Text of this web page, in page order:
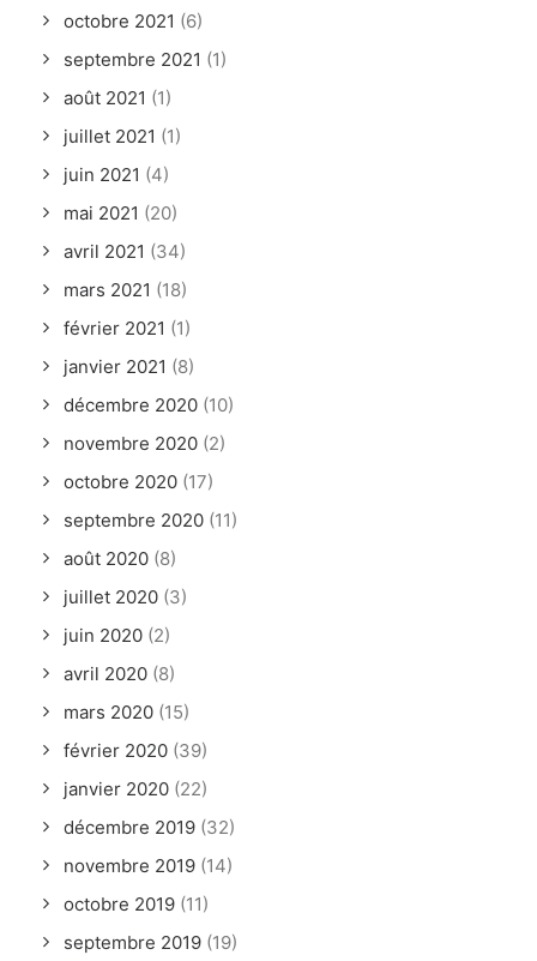
octobre 2021 (6)
septembre 2021 (1)
août 2021 (1)
juillet 2021 (1)
juin 2021 (4)
mai 2021 (20)
avril 2021 (34)
mars 2021 (18)
février 2021 (1)
janvier 2021 (8)
décembre 2020 (10)
novembre 2020 (2)
octobre 2020 (17)
septembre 2020 (11)
août 2020 (8)
juillet 2020 (3)
juin 2020 (2)
avril 2020 (8)
mars 2020 (15)
février 2020 (39)
janvier 2020 (22)
décembre 2019 (32)
novembre 2019 (14)
octobre 2019 (11)
septembre 2019 (19)